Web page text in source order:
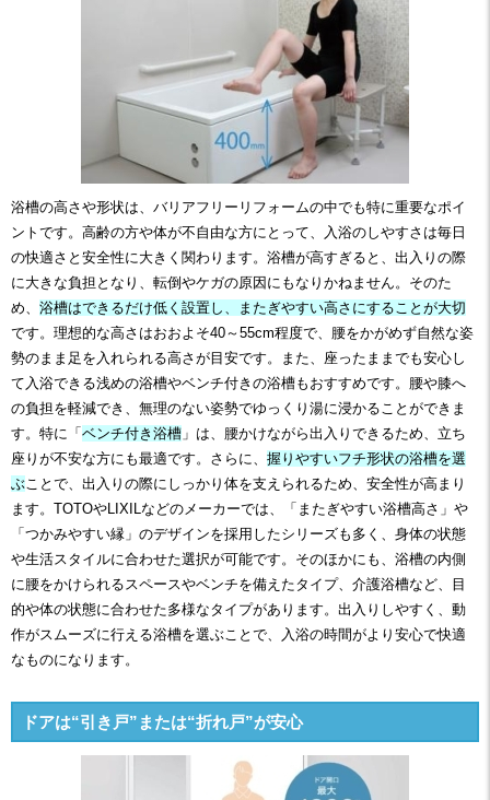
浴槽の高さや形状は、バリアフリーリフォームの中でも特に重要なポイ
ントです。高齢の方や体が不自由な方にとって、入浴のしやすさは毎日
の快適さと安全性に大きく関わります。浴槽が高すぎると、出入りの際
に大きな負担となり、転倒やケガの原因にもなりかねません。そのた
め、 浴槽はできるだけ低く設置し、またぎやすい高さにすることが大切
です。理想的な高さはおおよそ40～55cm程度で、腰をかがめず自然な姿
勢のまま足を入れられる高さが目安です。また、座ったままでも安心し
て入浴できる浅めの浴槽やベンチ付きの浴槽もおすすめです。腰や膝へ
の負担を軽減でき、無理のない姿勢でゆっくり湯に浸かることができま
す。特に「 ベンチ付き浴槽 」は、腰かけながら出入りできるため、立ち
座りが不安な方にも最適です。さらに、 握りやすいフチ形状の浴槽を選
ぶことで、出入りの際にしっかり体を支えられるため、安全性が高まり
ます。TOTOやLIXILなどのメーカーでは、「またぎやすい浴槽高さ」や
「つかみやすい縁」のデザインを採用したシリーズも多く、身体の状態
や生活スタイルに合わせた選択が可能です。そのほかにも、浴槽の内側
に腰をかけられるスペースやベンチを備えたタイプ、介護浴槽など、目
的や体の状態に合わせた多様なタイプがあります。出入りしやすく、動
作がスムーズに行える浴槽を選ぶことで、入浴の時間がより安心で快適
なものになります。
ドアは“引き戸”または“折れ戸”が安心